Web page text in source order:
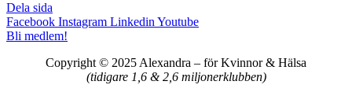
Dela sida
Facebook Instagram Linkedin Youtube
Bli medlem!
Copyright © 2025 Alexandra – för Kvinnor & Hälsa
(tidigare 1,6 & 2,6 miljonerklubben)